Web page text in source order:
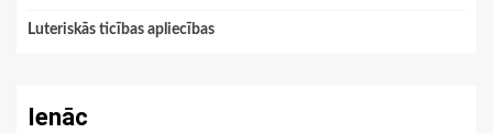
Luteriskās ticības apliecības
Ienāc